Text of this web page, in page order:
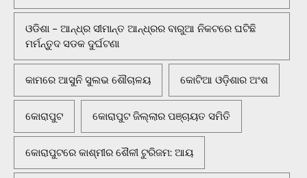
ଓଡିଶା - ଆନ୍ଧ୍ର ସୀମାନ୍ତ ଆନ୍ଧ୍ରର ବାରୁଆ ନିକଟରେ ଘଟିଛି
ମର୍ମନ୍ତୁଦ ସଡକ ଦୁର୍ଘଟଣା
କାମରେ ଆସୁନି ସୁଲଭ ଶୌଚାଳୟ କୋଟିଆ ଓଡ଼ିଶାର ଅଂଶ
କୋରାପୁଟ କୋରାପୁଟ ଜିଲ୍ଲାର ପଞ୍ଚାୟତ ସମିତି
କୋରାପୁଟରେ କାଶ୍ମୀର ଶୈଳୀ ଟୁରିଜମ: ଆୟ